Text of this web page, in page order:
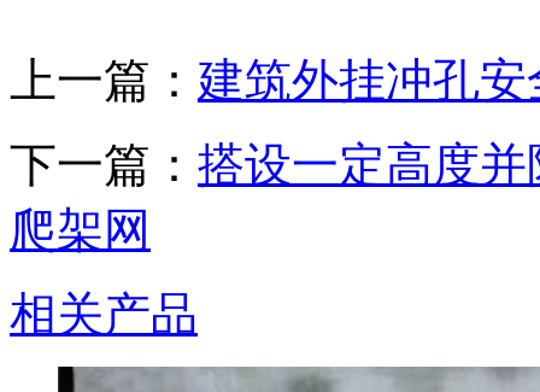
上一篇： 建筑外挂冲孔
下一篇： 搭设一定高度
爬架网
相关产品